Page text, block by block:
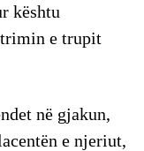
kështu
e trupit
në gjakun,
e njeriut,